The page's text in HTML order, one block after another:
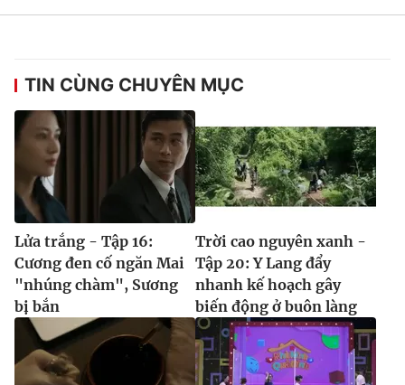
TIN CÙNG CHUYÊN MỤC
Lửa trắng - Tập 16:
Cương đen cố ngăn Mai
"nhúng chàm", Sương
bị bắn
Trời cao nguyên xanh -
Tập 20: Y Lang đẩy
nhanh kế hoạch gây
biến động ở buôn làng